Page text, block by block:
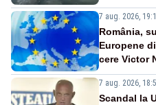
7 aug. 2026,
România,
Europene
cere Victor
7 aug. 2026,
Scandal la